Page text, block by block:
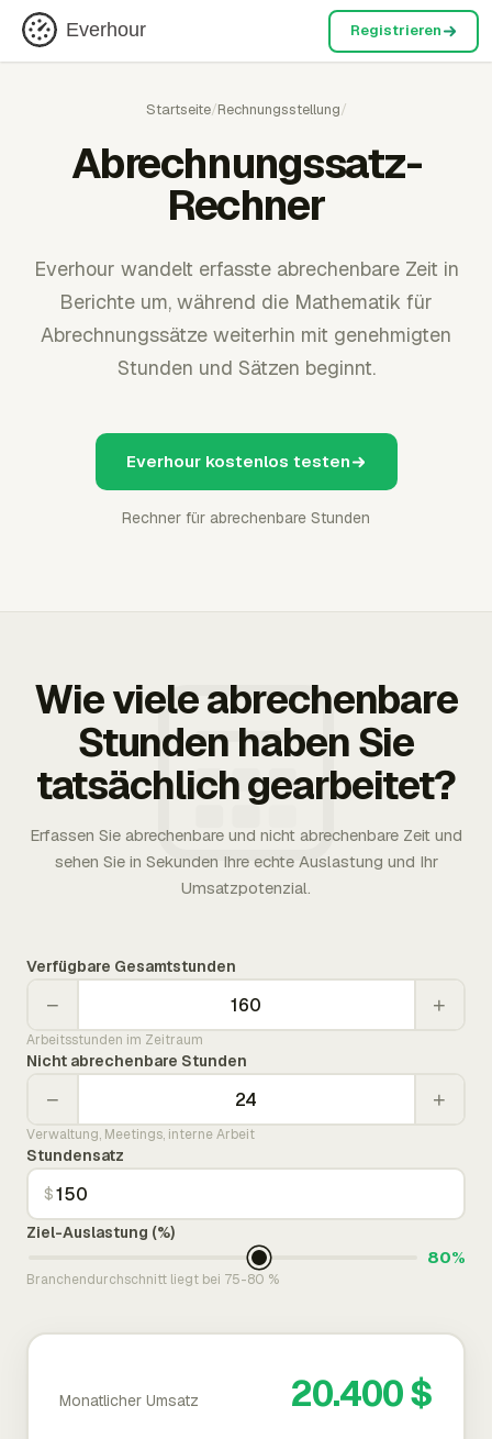
Everhour Registrieren
Startseite/Rechnungsstellung/
Abrechnungssatz-
Rechner
Everhour wandelt erfasste abrechenbare Zeit in
Berichte um, während die Mathematik für
Abrechnungssätze weiterhin mit genehmigten
Stunden und Sätzen beginnt.
Everhour kostenlos testen
Rechner für abrechenbare Stunden
Wie viele abrechenbare
Stunden haben Sie
tatsächlich gearbeitet?
Erfassen Sie abrechenbare und nicht abrechenbare Zeit und
sehen Sie in Sekunden Ihre echte Auslastung und Ihr
Umsatzpotenzial.
Verfügbare Gesamtstunden
− +
Arbeitsstunden im Zeitraum
Nicht abrechenbare Stunden
− +
Verwaltung, Meetings, interne Arbeit
Stundensatz
$
Ziel-Auslastung (%)
80%
Branchendurchschnitt liegt bei 75-80 %
Monatlicher Umsatz 20.400 $